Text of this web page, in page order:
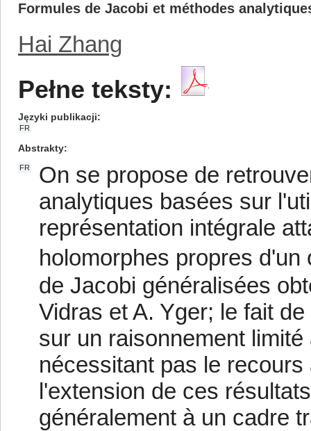
Formules de Jacobi et méthodes
Hai Zhang
Pełne teksty:
Języki publikacji
FR
Abstrakty
FR
On se propose de
analytiques basées sur
représentation intégrale
holomorphes propres d'un
de Jacobi généralisées
Vidras et A. Yger; le fait
sur un raisonnement
nécessitant pas le
l'extension de ces
généralement à un cadre